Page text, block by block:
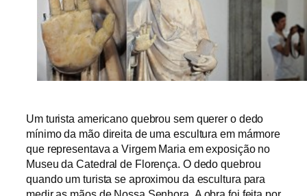
Um turista americano quebrou sem querer o dedo
mínimo da mão direita de uma escultura em mármore
que representava a Virgem Maria em exposição no
Museu da Catedral de Florença. O dedo quebrou
quando um turista se aproximou da escultura para